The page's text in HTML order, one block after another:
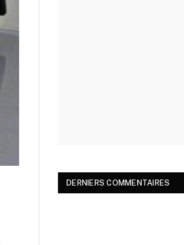
DERNIERS COMMENTAIRES